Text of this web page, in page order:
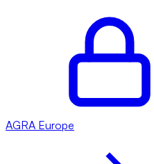
AGRA Europe